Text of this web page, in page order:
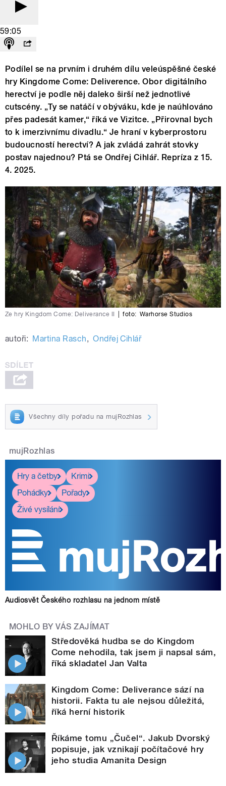
59:05
Podílel se na prvním i druhém dílu veleúspěšné české
hry Kingdome Come: Deliverence. Obor digitálního
herectví je podle něj daleko širší než jednotlivé
cutscény. „Ty se natáčí v obýváku, kde je naúhlováno
přes padesát kamer,“ říká ve Vizitce. „Přirovnal bych
to k imerzivnímu divadlu.“ Je hraní v kyberprostoru
budoucností herectví? A jak zvládá zahrát stovky
postav najednou? Ptá se Ondřej Cihlář. Repríza z 15.
4. 2025.
Ze hry Kingdom Come: Deliverance II foto: Warhorse Studios
autoři: Martina Rasch, Ondřej Cihlář
Všechny díly pořadu na mujRozhlas
mujRozhlas
Hry a četby
Krimi
Pohádky
Pořady
Živé vysílání
Audiosvět Českého rozhlasu na jednom místě
MOHLO BY VÁS ZAJÍMAT
Středověká hudba se do Kingdom
Come nehodila, tak jsem ji napsal sám,
říká skladatel Jan Valta
Kingdom Come: Deliverance sází na
historii. Fakta tu ale nejsou důležitá,
říká herní historik
Říkáme tomu „Čučel“. Jakub Dvorský
popisuje, jak vznikají počítačové hry
jeho studia Amanita Design